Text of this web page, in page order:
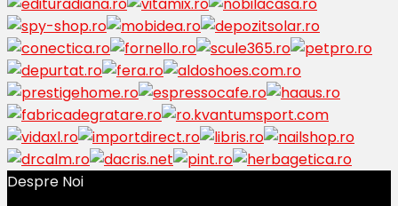
Despre Noi